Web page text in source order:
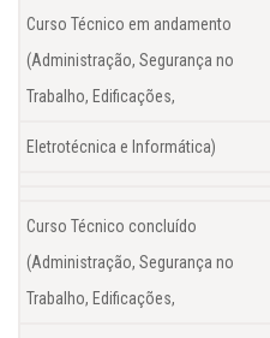
Curso Técnico em andamento
(Administração, Segurança no
Trabalho, Edificações,
Eletrotécnica e Informática)
Curso Técnico concluído
(Administração, Segurança no
Trabalho, Edificações,